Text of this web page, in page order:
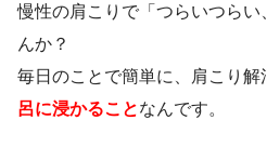
慢性の肩こりで「つらいつら
んか？
毎日のことで簡単に、肩こり解
呂に浸かることなんです。